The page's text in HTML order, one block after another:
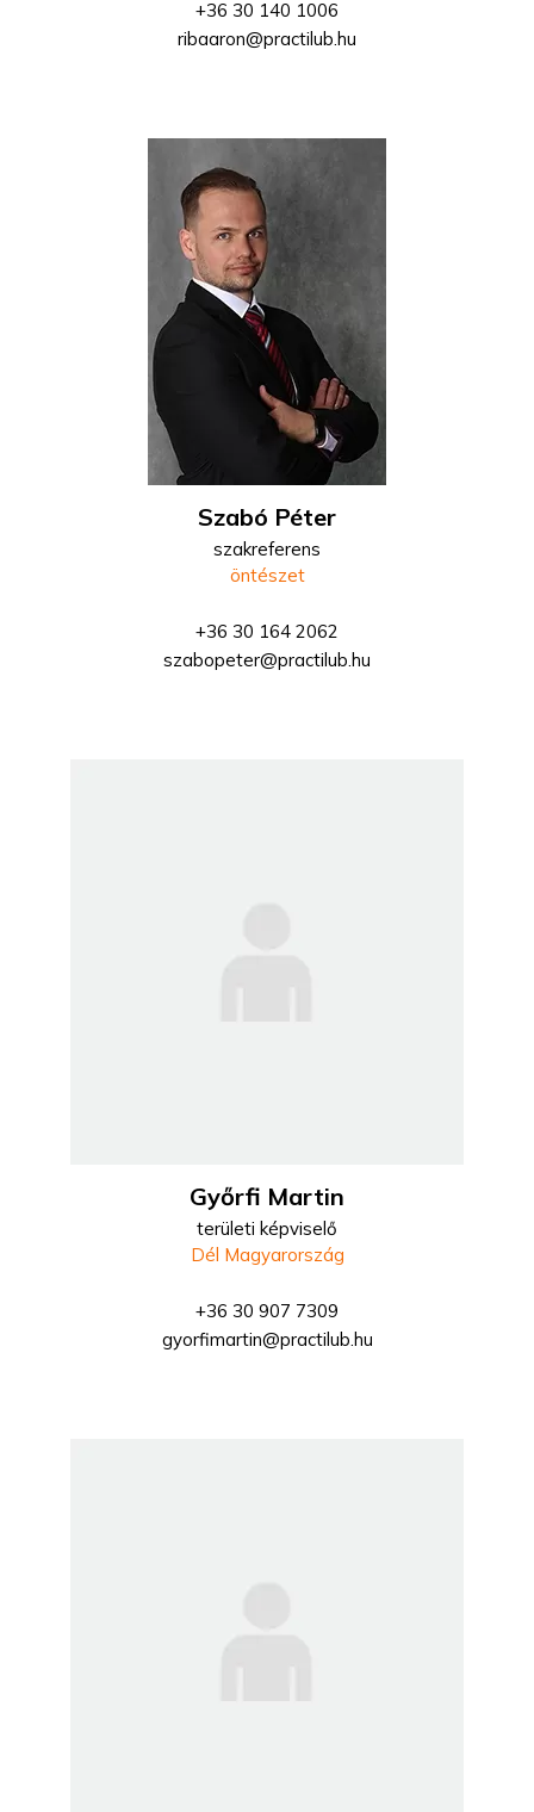
+36 30 140 1006
ribaaron@practilub.hu
Szabó Péter
szakreferens
öntészet
+36 30 164 2062
szabopeter@practilub.hu
Győrfi Martin
területi képviselő
Dél Magyarország
+36 30 907 7309
gyorfimartin@practilub.hu